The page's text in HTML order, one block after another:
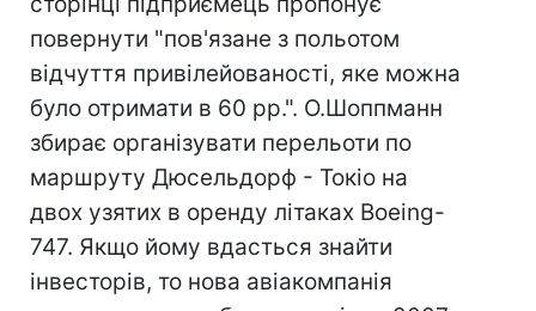
повернути "пов'язане з польотом
відчуття привілейованості, яке можна
було отримати в 60 рр.". О.Шоппманн
збирає організувати перельоти по
маршруту Дюсельдорф - Токіо на
двох узятих в оренду літаках Boeing-
747. Якщо йому вдасться знайти
інвесторів, то нова авіакомпанія